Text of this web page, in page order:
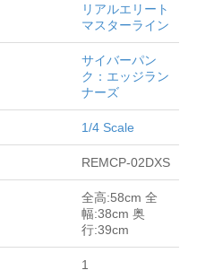
リアルエリート
マスターライン
サイバーパン
ク：エッジラン
ナーズ
1/4 Scale
REMCP-02DXS
全高:58cm 全
幅:38cm 奥
行:39cm
1